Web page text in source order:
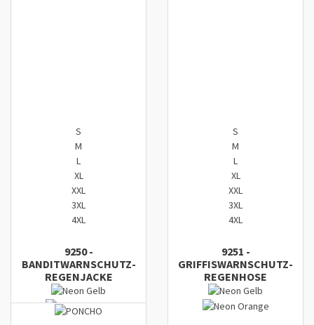
S
M
L
XL
XXL
3XL
4XL
9250-
BANDITWARNSCHUTZ-
REGENJACKE
S
M
L
XL
XXL
3XL
4XL
9251 -
GRIFFISWARNSCHUTZ-
REGENHOSE